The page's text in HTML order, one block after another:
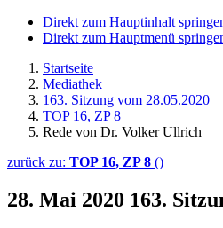
Direkt zum Hauptinhalt
Direkt zum Hauptmenü
Startseite
Mediathek
163. Sitzung vom 28.05.2020
TOP 16, ZP 8
Rede von Dr. Volker Ullrich
zurück zu: TOP 16, ZP 8 ()
28. Mai 2020 163.